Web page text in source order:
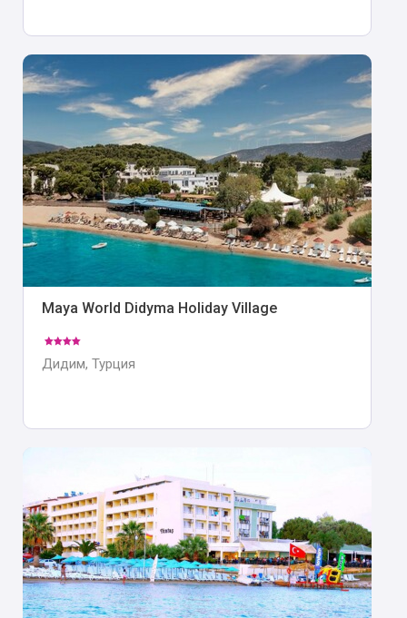
Maya World Didyma Holiday Village
Дидим, Турция